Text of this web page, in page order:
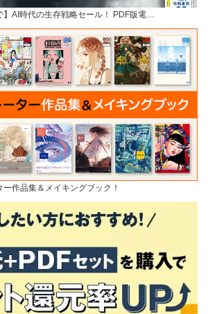
】AI時代の生存戦略セール！ PDF版電…
作品集＆メイキングブック！